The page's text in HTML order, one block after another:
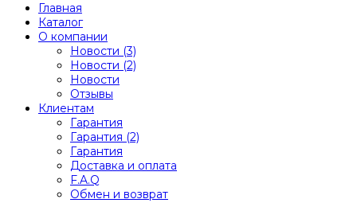
Главная
Каталог
О компании
Новости (3)
Новости (2)
Новости
Отзывы
Клиентам
Гарантия
Гарантия (2)
Гарантия
Доставка и оплата
F.A.Q
Обмен и возврат